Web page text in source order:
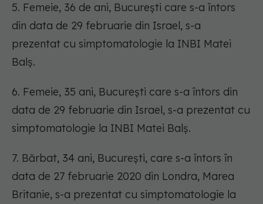
5. Femeie, 36 de ani, București care s-a întors
din data de 29 februarie din Israel, s-a
prezentat cu simptomatologie la INBI Matei
Balș.
6. Femeie, 35 ani, București care s-a întors din
data de 29 februarie din Israel, s-a prezentat cu
simptomatologie la INBI Matei Balș.
7. Bărbat, 34 ani, București, care s-a întors în
data de 27 februarie 2020 din Londra, Marea
Britanie, s-a prezentat cu simptomatologie la